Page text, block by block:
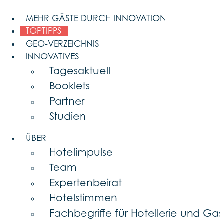
content
MEHR GÄSTE DURCH INNOVATION
TOPTIPPS
GEO-VERZEICHNIS
INNOVATIVES
Tagesaktuell
Booklets
Partner
Studien
ÜBER
Hotelimpulse
Team
Expertenbeirat
Hotelstimmen
Fachbegriffe für Hotellerie und